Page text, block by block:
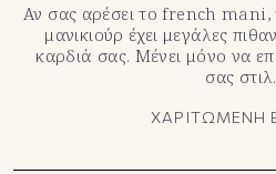
Αν σας αρέσει τo french mani,
μανικιούρ έχει μεγάλες
καρδιά σας. Μένει μόνο να
σας στιλ.
ΧΑΡΙΤΩΜΕΝΗ